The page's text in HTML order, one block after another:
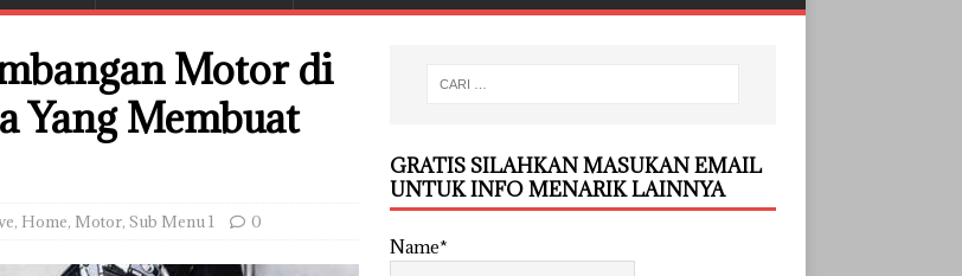
Motor di
Yang Membuat
, Home, Motor, Sub Menu 1 0
GRATIS SILAHKAN MASUKAN EMAIL
UNTUK INFO MENARIK LAINNYA
Name*